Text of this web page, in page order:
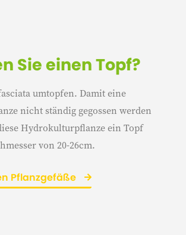
Sie einen Topf?
umtopfen. Damit eine
nicht ständig gegossen werden
Hydrokulturpflanze ein Topf
von 20-26cm.
Pflanzgefäße